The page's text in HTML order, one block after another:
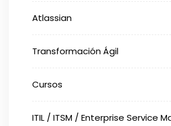
Atlassian
Transformación Ágil
Cursos
ITIL / ITSM / Enterprise Service